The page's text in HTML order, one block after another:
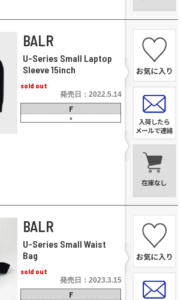
BALR
U-Series Small Laptop
Sleeve 15inch
sold out
発売日：2022.5.14
F
×
BALR
U-Series Small Waist
Bag
sold out
発売日：2023.3.15
F